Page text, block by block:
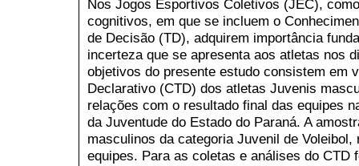
Nos Jogos Esportivos Coletivos (JEC),
cognitivos, em que se incluem o
de Decisão (TD), adquirem importância
incerteza que se apresenta aos atletas nos
objetivos do presente estudo consistem em
Declarativo (CTD) dos atletas Juvenis
relações com o resultado final das equipes
da Juventude do Estado do Paraná. A
masculinos da categoria Juvenil de
equipes. Para as coletas e análises do CTD